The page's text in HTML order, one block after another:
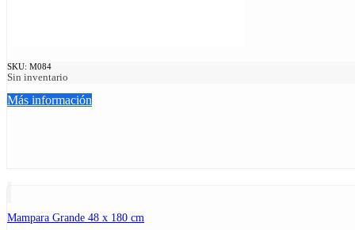
SKU: M084
Sin inventario
Más información
Mampara Grande 48 x 180 cm